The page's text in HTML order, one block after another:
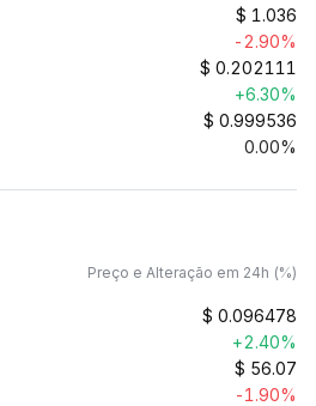
$ 1.036
-2.90%
$ 0.202111
+6.30%
$ 0.999536
0.00%
Preço e Alteração em 24h (%)
$ 0.096478
+2.40%
$ 56.07
-1.90%